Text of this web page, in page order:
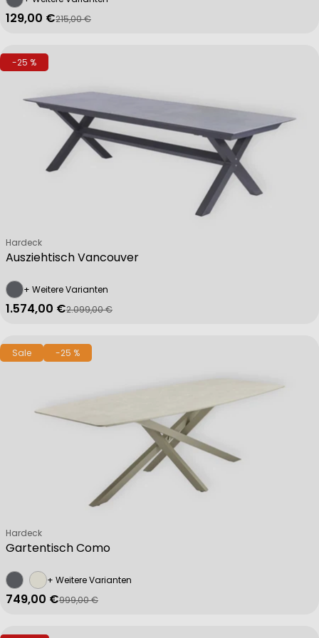
Verkaufspreis
129,00 €
Regulärer Preis
215,00 €
-25 %
Ausziehtisch Vancouver
Verkäufer:
Hardeck
+ Weitere Varianten
Verkaufspreis
1.574,00 €
Regulärer Preis
2.099,00 €
Sale -25 %
Gartentisch Como
Verkäufer:
Hardeck
+ Weitere Varianten
Verkaufspreis
749,00 €
Regulärer Preis
999,00 €